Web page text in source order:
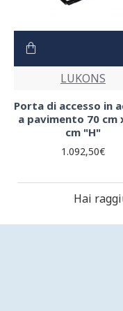
LUKONS
Porta di accesso in
a pavimento 70 cm
cm "H"
1.092,50€
Hai